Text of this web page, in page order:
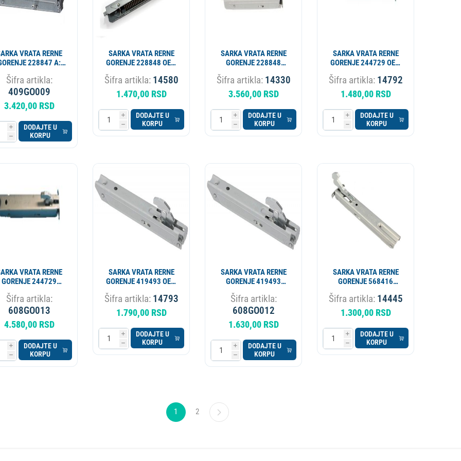
VRATA RERNE
228847 A:
ORIGINAL ALT.
14791
Šifra artikla:
409GO009
3.420,00 RSD
i
h
DODAJTE U
KORPU
SARKA VRATA RERNE
GORENJE 228848 OEM
Šifra artikla: 14580
1.470,00 RSD
i
h
DODAJTE U
KORPU
SARKA VRATA RERNE
GORENJE 228848
ORIGINAL ALT. 14580
Šifra artikla: 14330
3.560,00 RSD
i
h
DODAJTE U
KORPU
SARKA VRATA RERNE
GORENJE 244729 OEM
Šifra artikla: 14792
1.480,00 RSD
i
h
DODAJTE U
KORPU
VRATA RERNE
GORENJE 244729
ALT. 14792
Šifra artikla:
608GO013
4.580,00 RSD
i
h
DODAJTE U
KORPU
SARKA VRATA RERNE
GORENJE 419493 OEM
Šifra artikla: 14793
1.790,00 RSD
i
h
DODAJTE U
KORPU
SARKA VRATA RERNE
GORENJE 419493
ORIGINAL ALT. 14793
Šifra artikla:
608GO012
1.630,00 RSD
i
h
DODAJTE U
KORPU
SARKA VRATA RERNE
GORENJE 568416
Šifra artikla: 14445
1.300,00 RSD
i
h
DODAJTE U
KORPU
1 2